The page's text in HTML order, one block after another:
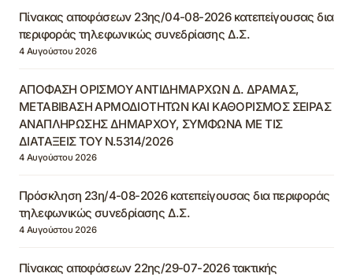
Πίνακας αποφάσεων 23ης/04-08-2026 κατεπείγουσας δια
περιφοράς τηλεφωνικώς συνεδρίασης Δ.Σ.
4 Αυγούστου 2026
ΑΠΟΦΑΣΗ ΟΡΙΣΜΟΥ ΑΝΤΙΔΗΜΑΡΧΩΝ Δ. ΔΡΑΜΑΣ,
ΜΕΤΑΒΙΒΑΣΗ ΑΡΜΟΔΙΟΤΗΤΩΝ ΚΑΙ ΚΑΘΟΡΙΣΜΟΣ ΣΕΙΡΑΣ
ΑΝΑΠΛΗΡΩΣΗΣ ΔΗΜΑΡΧΟΥ, ΣΥΜΦΩΝΑ ΜΕ ΤΙΣ
ΔΙΑΤΑΞΕΙΣ ΤΟΥ Ν.5314/2026
4 Αυγούστου 2026
Πρόσκληση 23η/4-08-2026 κατεπείγουσας δια περιφοράς
τηλεφωνικώς συνεδρίασης Δ.Σ.
4 Αυγούστου 2026
Πίνακας αποφάσεων 22ης/29-07-2026 τακτικής